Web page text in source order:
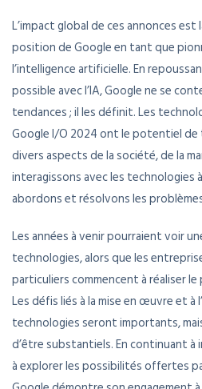
L’impact global de ces annonces
position de Google en tant que
l’intelligence artificielle. En
possible avec l’IA, Google ne se
tendances ; il les définit. Les
Google I/O 2024 ont le potentiel
divers aspects de la société, de la
interagissons avec les technologies
abordons et résolvons les
Les années à venir pourraient voir
technologies, alors que les
particuliers commencent à réaliser
Les défis liés à la mise en œuvre et à
technologies seront importants,
d’être substantiels. En continuant
à explorer les possibilités offertes